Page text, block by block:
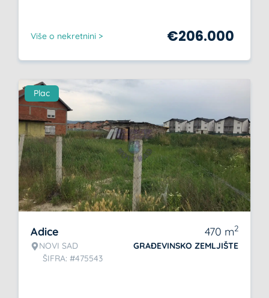
Više o nekretnini > €206.000
Plac
Adice
NOVI SAD
ŠIFRA: #475543
470 m2
GRAĐEVINSKO ZEMLJIŠTE